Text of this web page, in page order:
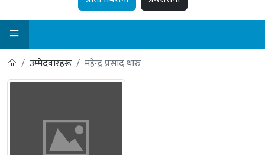
उम्मेदवारहरू महेन्द्र प्रसाद थारु